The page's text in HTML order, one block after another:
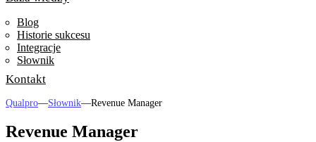
Blog
Historie sukcesu
Integracje
Słownik
Kontakt
Qualpro—Słownik—Revenue Manager
Revenue Manager